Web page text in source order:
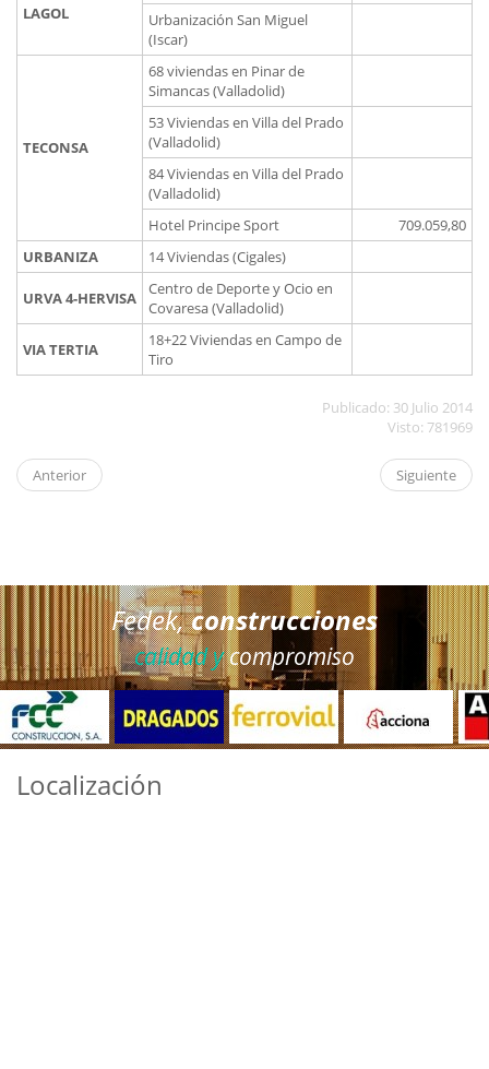
LAGOL
Urbanización San Miguel
(Iscar)
TECONSA
68 viviendas en Pinar de
Simancas (Valladolid)
53 Viviendas en Villa del Prado
(Valladolid)
84 Viviendas en Villa del Prado
(Valladolid)
Hotel Principe Sport
709.059,80
URBANIZA
14 Viviendas (Cigales)
URVA 4-HERVISA
Centro de Deporte y Ocio en
Covaresa (Valladolid)
VIA TERTIA
18+22 Viviendas en Campo de
Tiro
Publicado: 30 Julio 2014
Visto: 781969
Anterior Siguiente
Fedek,construcciones
calidad ycompromiso
Localización